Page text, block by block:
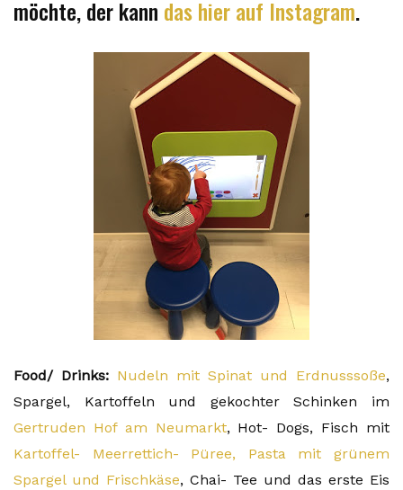
möchte, der kann das hier auf Instagram.
Food/ Drinks: Nudeln mit Spinat und Erdnusssoße,
Spargel, Kartoffeln und gekochter Schinken im
Gertruden Hof am Neumarkt, Hot- Dogs, Fisch mit
Kartoffel- Meerrettich- Püree,
Pasta mit grünem
Spargel und Frischkäse, Chai- Tee und das erste Eis